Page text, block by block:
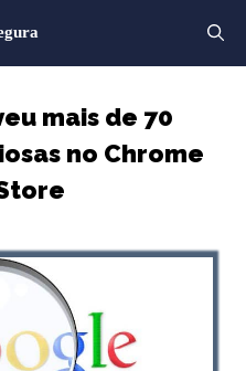
mais de 70
no Chrome